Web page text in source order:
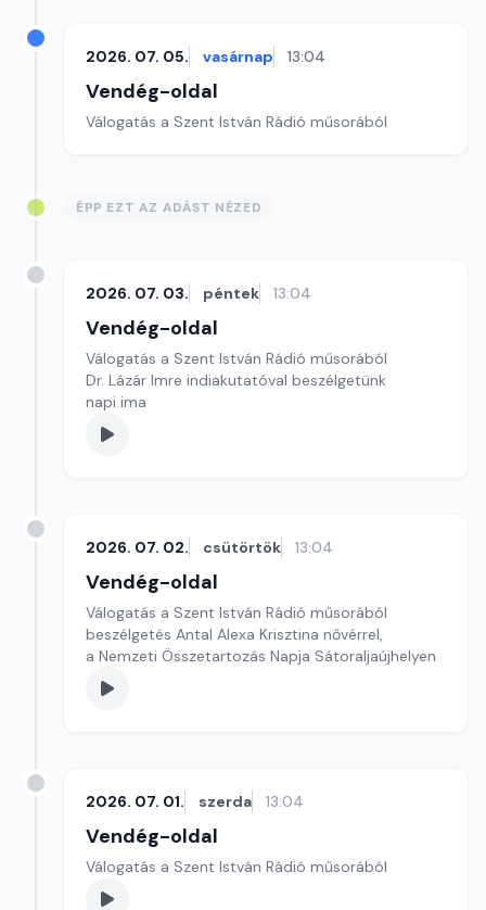
2026. 07. 05. vasárnap 13:04
Vendég-oldal
Válogatás a Szent István Rádió műsorából
ÉPP EZT AZ ADÁST NÉZED
2026. 07. 03. péntek 13:04
Vendég-oldal
Válogatás a Szent István Rádió műsorából
Dr. Lázár Imre indiakutatóval beszélgetünk
napi ima
2026. 07. 02. csütörtök 13:04
Vendég-oldal
Válogatás a Szent István Rádió műsorából
beszélgetés Antal Alexa Krisztina nővérrel,
a Nemzeti Összetartozás Napja Sátoraljaújhelyen
2026. 07. 01. szerda 13:04
Vendég-oldal
Válogatás a Szent István Rádió műsorából